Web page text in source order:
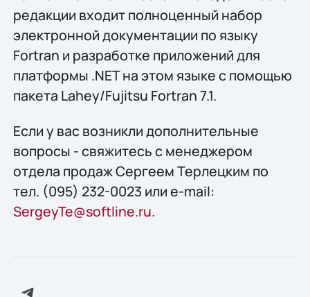
редакции входит полноценный набор
электронной документации по языку
Fortran и разработке приложений для
платформы .NET на этом языке с помощью
пакета Lahey/Fujitsu Fortran 7.1.
Если у вас возникли дополнительные
вопросы - свяжитесь с менеджером
отдела продаж Сергеем Терлецким по
тел. (095) 232-0023 или e-mail:
SergeyTe@softline.ru.